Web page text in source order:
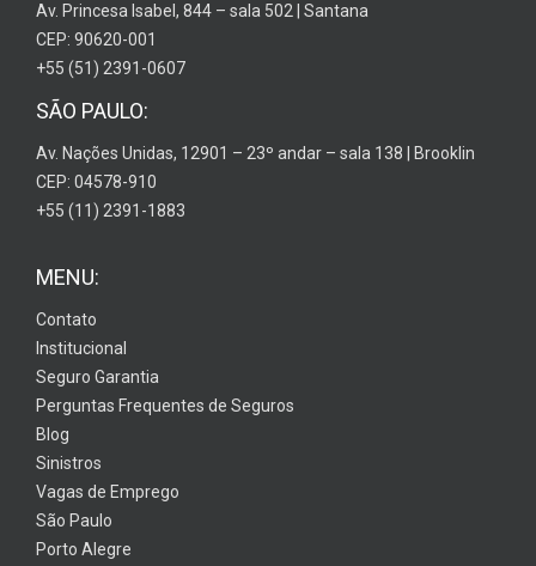
Av. Princesa Isabel, 844 – sala 502 | Santana
CEP: 90620-001
+55 (51) 2391-0607
SÃO PAULO:
Av. Nações Unidas, 12901 – 23º andar – sala 138 | Brooklin
CEP: 04578-910
+55 (11) 2391-1883
MENU:
Contato
Institucional
Seguro Garantia
Perguntas Frequentes de Seguros
Blog
Sinistros
Vagas de Emprego
São Paulo
Porto Alegre